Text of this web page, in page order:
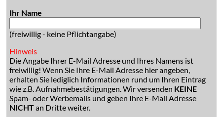
Ihr Name
(freiwillig - keine Pflichtangabe)
Hinweis
Die Angabe Ihrer E-Mail Adresse und Ihres Namens ist
freiwillig! Wenn Sie Ihre E-Mail Adresse hier angeben,
erhalten Sie lediglich Informationen rund um Ihren Eintrag
wie z.B. Aufnahmebestätigungen. Wir versenden KEINE
Spam- oder Werbemails und geben Ihre E-Mail Adresse
NICHTan Dritte weiter.